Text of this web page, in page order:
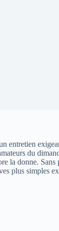
entretien
du
la donne.
plus simples